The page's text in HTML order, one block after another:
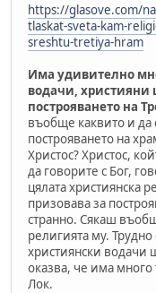
https://glasove.com/
tlaskat-sveta-kam-
sreshtu-tretiya-hram
Има удивително
водачи, християни
построяването на
въобще каквито и да
построяването на
Христос? Христос,
да говорите с Бог,
цялата християнска
призовава за
странно. Сякаш
религията му.
християнски водачи
оказва, че има много
Лок.